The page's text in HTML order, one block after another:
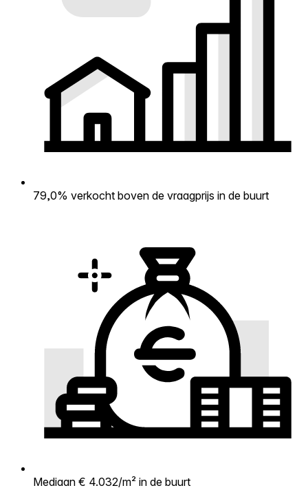
79,0% verkocht boven de vraagprijs in de buurt
Mediaan € 4.032/m² in de buurt